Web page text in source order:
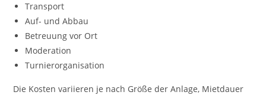
Transport
Auf- und Abbau
Betreuung vor Ort
Moderation
Turnierorganisation
Die Kosten variieren je nach Größe der Anlage, Mietdauer